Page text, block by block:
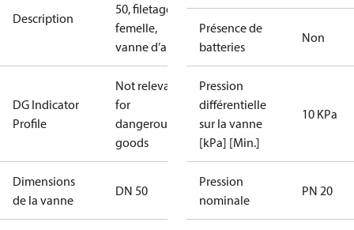
Description
50, filetage
femelle,
vanne d’arrêt
DG Indicator
Profile
Not relevant
for
dangerous
goods
Dimensions
de la vanne
DN 50
Présence de
batteries
Non
Pression
différentielle
sur la vanne
[kPa] [Min.]
10 KPa
Pression
nominale
PN 20